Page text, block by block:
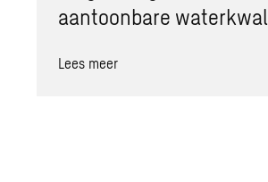
aantoonbare
Lees meer